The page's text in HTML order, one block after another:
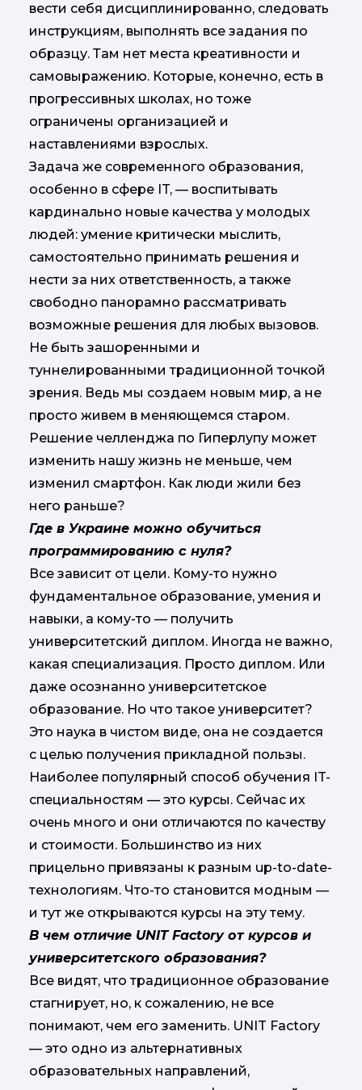
вести себя дисциплинированно, следовать
инструкциям, выполнять все задания по
образцу. Там нет места креативности и
самовыражению. Которые, конечно, есть в
прогрессивных школах, но тоже
ограничены организацией и
наставлениями взрослых.
Задача же современного образования,
особенно в сфере IT, — воспитывать
кардинально новые качества у молодых
людей: умение критически мыслить,
самостоятельно принимать решения и
нести за них ответственность, а также
свободно панорамно рассматривать
возможные решения для любых вызовов.
Не быть зашоренными и
туннелированными традиционной точкой
зрения. Ведь мы создаем новым мир, а не
просто живем в меняющемся старом.
Решение челленджа по Гиперлупу может
изменить нашу жизнь не меньше, чем
изменил смартфон. Как люди жили без
него раньше?
Где в Украине можно обучиться
программированию с нуля?
Все зависит от цели. Кому-то нужно
фундаментальное образование, умения и
навыки, а кому-то — получить
университетский диплом. Иногда не важно,
какая специализация. Просто диплом. Или
даже осознанно университетское
образование. Но что такое университет?
Это наука в чистом виде, она не создается
с целью получения прикладной пользы.
Наиболее популярный способ обучения IT-
специальностям — это курсы. Сейчас их
очень много и они отличаются по качеству
и стоимости. Большинство из них
прицельно привязаны к разным up-to-date-
технологиям. Что-то становится модным —
и тут же открываются курсы на эту тему.
В чем отличие UNIT Factory от курсов и
университетского образования?
Все видят, что традиционное образование
стагнирует, но, к сожалению, не все
понимают, чем его заменить. UNIT Factory
— это одно из альтернативных
образовательных направлений,